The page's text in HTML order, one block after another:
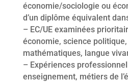
économie/sociologie ou
d’un diplôme équivalent
– EC/UE examinées
économie, science
mathématiques, langue
– Expériences
enseignement, métiers de